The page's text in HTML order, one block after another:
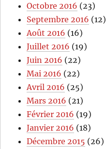
Octobre 2016 (23)
Septembre 2016 (12)
Août 2016 (16)
Juillet 2016 (19)
Juin 2016 (22)
Mai 2016 (22)
Avril 2016 (25)
Mars 2016 (21)
Février 2016 (19)
Janvier 2016 (18)
Décembre 2015 (26)